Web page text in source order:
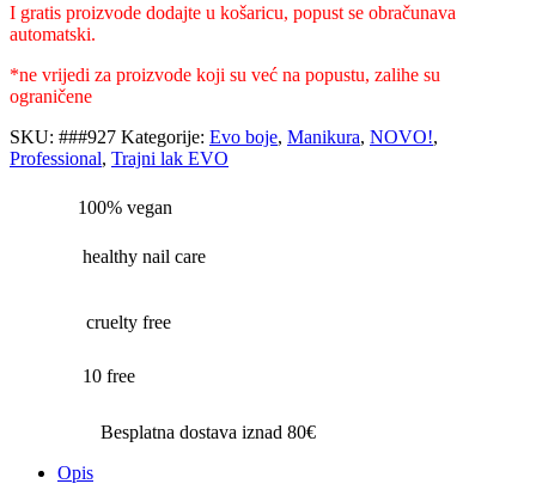
I gratis proizvode dodajte u košaricu, popust se obračunava
automatski.
*ne vrijedi za proizvode koji su već na popustu, zalihe su
ograničene
SKU: ###927 Kategorije: Evo boje, Manikura, NOVO!,
Professional, Trajni lak EVO
100% vegan
healthy nail care
cruelty free
10 free
Besplatna dostava iznad 80€
Opis